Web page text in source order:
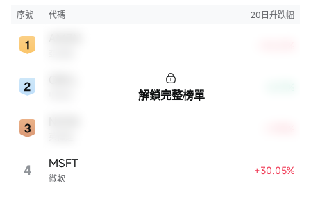
市，特別是科技行業板塊乃至全球經濟具有顯著影響。
序號 代碼 20日升跌幅
4 微軟
MSFT +30.05%
解鎖完整榜單